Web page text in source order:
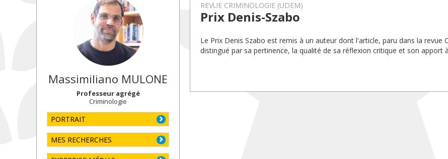
Massimiliano MULONE
Professeur agrégé
Criminologie
PORTRAIT
MES RECHERCHES
REVUE CRIMINOLOGIE (UDEM)
Prix Denis-Szabo
Le Prix Denis Szabo est remis à un auteur dont l'article, paru dans la revue
distingué par sa pertinence, la qualité de sa réflexion critique et son apport